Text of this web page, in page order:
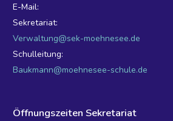
E-Mail:
Sekretariat:
Verwaltung@sek-moehnesee.de
Schulleitung:
Baukmann@moehnesee-schule.de
Öffnungszeiten Sekretariat